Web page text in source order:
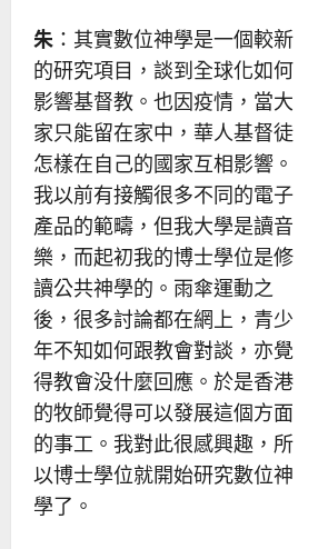
朱 ：其實數位神學是一個較新
的研究項目，談到全球化如何
影響基督教。也因疫情，當大
家只能留在家中，華人基督徒
怎樣在自己的國家互相影響。
我以前有接觸很多不同的電子
產品的範疇，但我大學是讀音
樂，而起初我的博士學位是修
讀公共神學的。雨傘運動之
後，很多討論都在網上，青少
年不知如何跟教會對談，亦覺
得教會没什麼回應。於是香港
的牧師覺得可以發展這個方面
的事工。我對此很感興趣，所
以博士學位就開始研究數位神
學了。